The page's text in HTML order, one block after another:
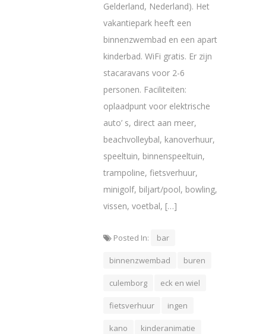
Gelderland, Nederland). Het
vakantiepark heeft een
binnenzwembad en een apart
kinderbad. WiFi gratis. Er zijn
stacaravans voor 2-6
personen. Faciliteiten:
oplaadpunt voor elektrische
auto’ s, direct aan meer,
beachvolleybal, kanoverhuur,
speeltuin, binnenspeeltuin,
trampoline, fietsverhuur,
minigolf, biljart/pool, bowling,
vissen, voetbal, […]
Posted In: bar
binnenzwembad buren
culemborg eck en wiel
fietsverhuur ingen
kano kinderanimatie